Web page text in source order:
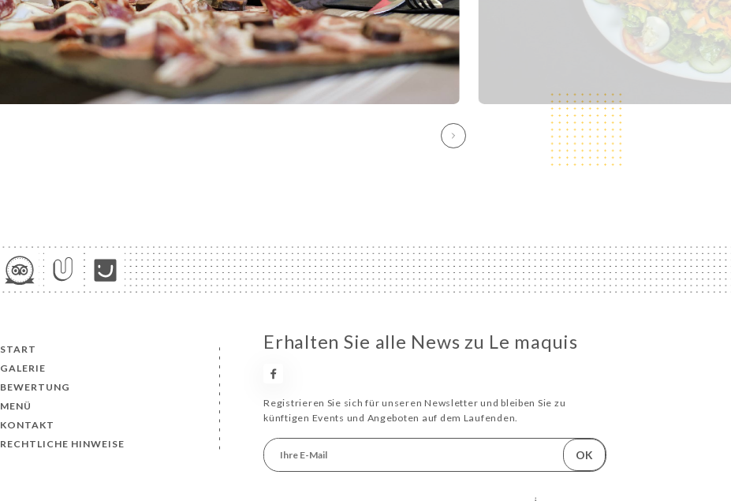
START
GALERIE
BEWERTUNG
MENÜ
KONTAKT
RECHTLICHE HINWEISE
Erhalten Sie alle News zu Le maquis
Registrieren Sie sich für unseren Newsletter und bleiben Sie zu
künftigen Events und Angeboten auf dem Laufenden.
OK